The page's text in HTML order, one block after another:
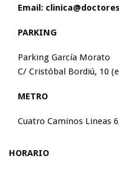
Email:
PARKING
Parking García Morato
C/ Cristóbal Bordiú, 10
METRO
Cuatro Caminos Lineas
HORARIO